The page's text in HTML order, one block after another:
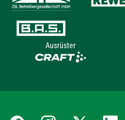
Ausrüster